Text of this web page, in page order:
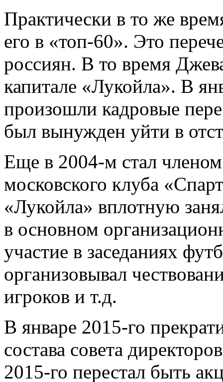
Практически в то же
его в «топ-60». Это
россиян. В то время
капитале «Лукойла». В
произошли кадровые
был вынужден уйти в
Еще в 2004-м стал
московского клуба
«Лукойла» вплотную
в основном
участие в заседаниях
организовывал
игроков и т.д.
В январе 2015-го
состава совета
2015-го перестал быть